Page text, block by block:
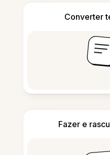
Converter
Fazer e